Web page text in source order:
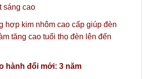
sáng cao
hợp kim nhôm cao cấp giúp đèn
tăng cao tuổi thọ đèn lên đến
hành đổi mới: 3 năm